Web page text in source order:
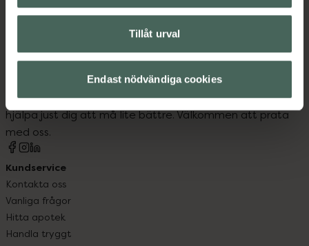
Tillåt urval
Endast nödvändiga cookies
Kronans Apotek finns här för dig. Du hittar oss från Skåne i
syd till Lappland i norr, och online i mobilen och på
datorn. Oavsett vem du är så är det vårt uppdrag att
hjälpa just dig att må lite bättre. Välkommen att prata
med oss.
Kundservice
Kontakta oss
Vanliga frågor
Hitta apotek
Handla tryggt